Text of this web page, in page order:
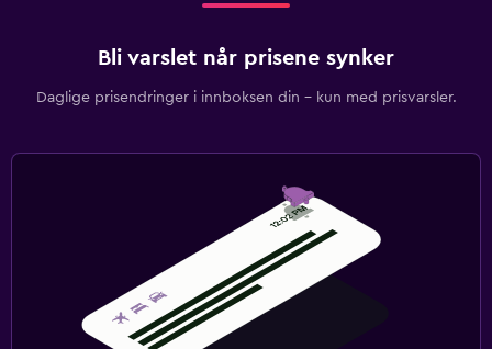
Bli varslet når prisene synker
Daglige prisendringer i innboksen din – kun med prisvarsler.